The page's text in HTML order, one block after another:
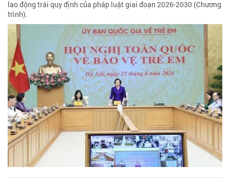
lao động trái quy định của pháp luật giai đoạn 2026-2030 (Chương
trình).